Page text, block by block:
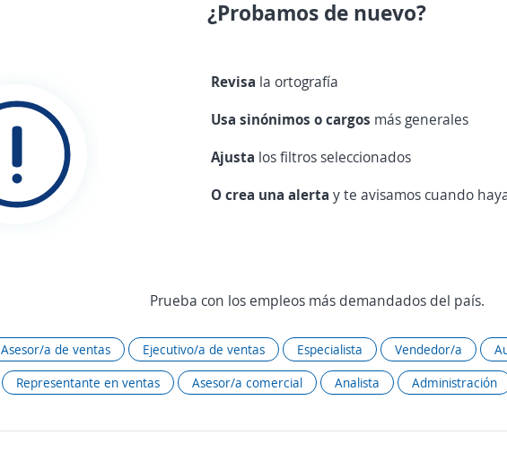
¿Probamos de nuevo?
Revisa la ortografía
Usa sinónimos o cargos más generales
Ajusta los filtros seleccionados
O crea una alertay te avisamos cuando
Prueba con los empleos más demandados del país.
Asesor/a de ventas Ejecutivo/a de ventas Especialista Vendedor/a
Representante en ventas
Asesor/a comercial Analista Administración